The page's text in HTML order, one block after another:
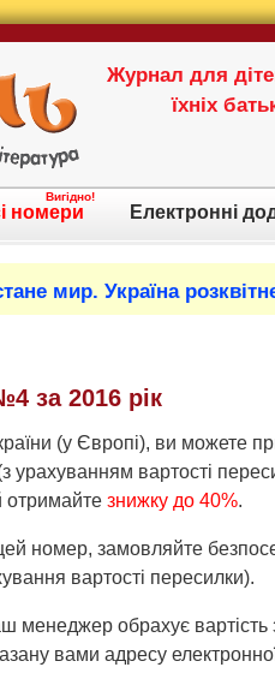
Журнал для
їхніх
номери
Вигідно!
Електронні
мир. Україна
за 2016 рік
(у Європі), ви можете
урахуванням вартості
отримайте знижку до 40%.
номер, замовляйте
вартості пересилки).
обрахує вартість
вами адресу